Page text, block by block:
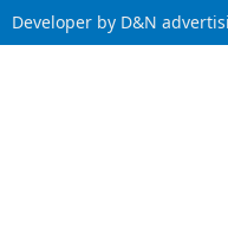
Developer by D&N